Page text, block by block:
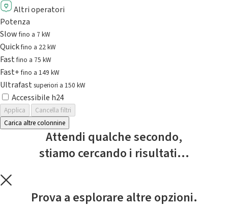
Altri operatori
Potenza
Slowfino a 7 kW
Quickfino a 22 kW
Fastfino a 75 kW
Fast+fino a 149 kW
Ultrafast superiori a 150 kW
Accessibile h24
Applica
Cancella filtri
Carica altre colonnine
Attendi qualche secondo,
stiamo cercando i risultati...
Prova a esplorare altre opzioni.